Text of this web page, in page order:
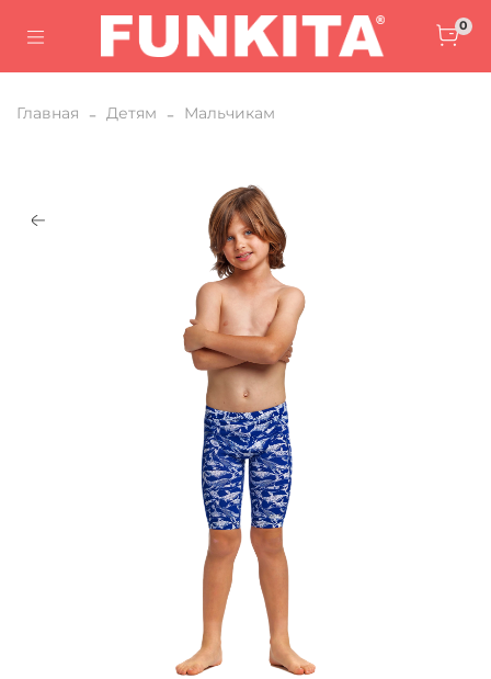
0
Главная Детям Мальчикам